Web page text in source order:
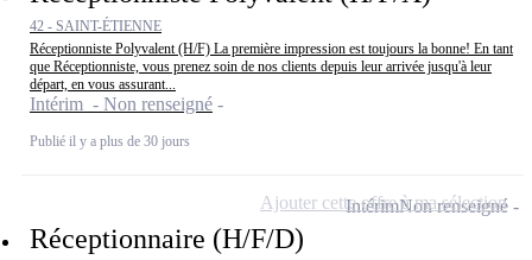
42 - SAINT-ÉTIENNE
Réceptionniste Polyvalent (H/F) La première impression est toujours la bonne! En tant
que Réceptionniste, vous prenez soin de nos clients depuis leur arrivée jusqu'à leur
départ, en vous assurant...
Intérim - Non renseigné
Publié il y a plus de 30 jours
Réceptionnaire (H/F/D)
IntérimNon renseigné
Ajouter cette offre à ma sélection